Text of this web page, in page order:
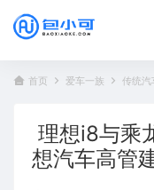
首页 爱车一族 传统汽
理想i8与乘
想汽车高管